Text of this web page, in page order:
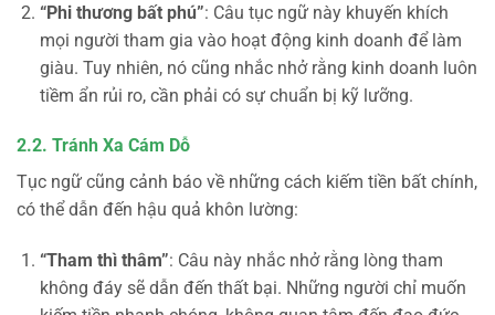
“Phi thương bất phú”: Câu tục ngữ này khuyến khích
mọi người tham gia vào hoạt động kinh doanh để làm
giàu. Tuy nhiên, nó cũng nhắc nhở rằng kinh doanh luôn
tiềm ẩn rủi ro, cần phải có sự chuẩn bị kỹ lưỡng.
2.2. Tránh Xa Cám Dỗ
Tục ngữ cũng cảnh báo về những cách kiếm tiền bất chính,
có thể dẫn đến hậu quả khôn lường:
“Tham thì thâm”: Câu này nhắc nhở rằng lòng tham
không đáy sẽ dẫn đến thất bại. Những người chỉ muốn